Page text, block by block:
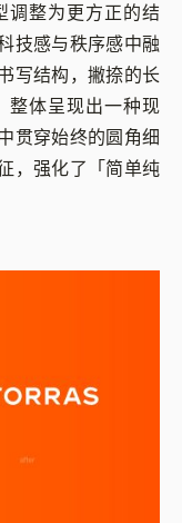
调整为更方正的结
技感与秩序感中融
写结构，撇捺的长
整体呈现出一种现
贯穿始终的圆角细
，强化了「简单纯